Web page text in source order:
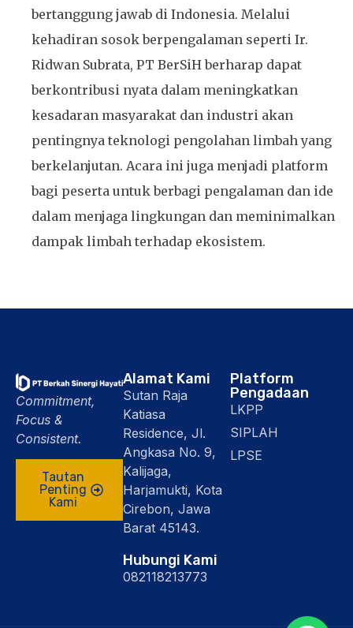
bertanggung jawab di Indonesia. Melalui
kehadiran sosok berpengalaman seperti Ir.
Ridwan Subrata, PT BerSiH berharap dapat
berkontribusi nyata dalam meningkatkan
kesadaran masyarakat dan industri akan
pentingnya teknologi pengolahan limbah yang
berkelanjutan. Acara ini juga menjadi platform
bagi peserta untuk berbagi pengalaman dan ide
dalam menjaga lingkungan dan meminimalkan
dampak limbah terhadap ekosistem.
Commitment,
Focus &
Consistent.
Tautan
Penting
Kami
Alamat Kami
Sutan Raja
Katiasa
Residence, Jl.
Angkasa No. 9,
Kalijaga,
Harjamukti, Kota
Cirebon, Jawa
Barat 45143.
Hubungi Kami
082118213773
Platform
Pengadaan
LKPP
SIPLAH
LPSE